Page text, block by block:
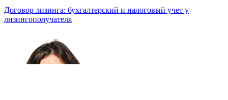
Договор лизинга: бухгалтерский и налоговый учет у
лизингополучателя